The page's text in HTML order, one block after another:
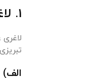
1. لاغری غیرجراحی: روش‌های مدرن و علمی